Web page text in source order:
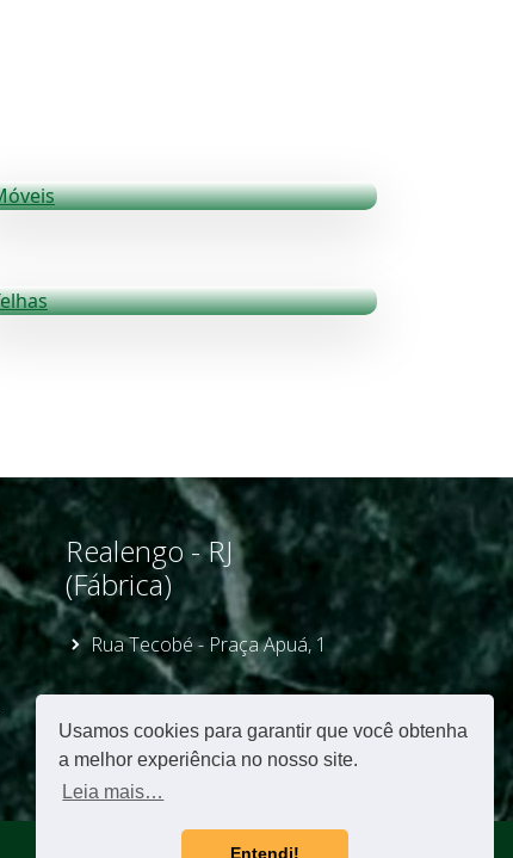
Usamos cookies para garantir que você obtenha
a melhor experiência no nosso site.
Leia mais…
Entendi!
Preciso de ajuda?
Realengo - RJ
(Fábrica)
Rua Tecobé - Praça Apuá, 1
vendas@marmil.com.br